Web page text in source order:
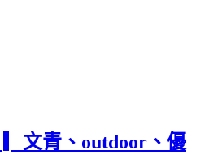
▎文青、outdoor、優